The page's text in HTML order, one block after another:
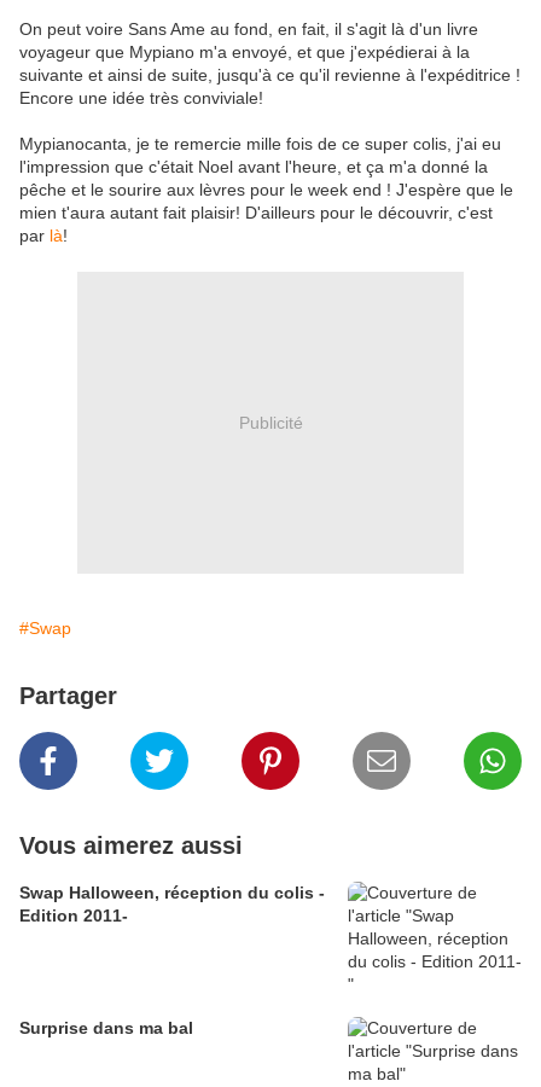
On peut voire Sans Ame au fond, en fait, il s'agit là d'un livre
voyageur que Mypiano m'a envoyé, et que j'expédierai à la
suivante et ainsi de suite, jusqu'à ce qu'il revienne à l'expéditrice !
Encore une idée très conviviale!
Mypianocanta, je te remercie mille fois de ce super colis, j'ai eu
l'impression que c'était Noel avant l'heure, et ça m'a donné la
pêche et le sourire aux lèvres pour le week end ! J'espère que le
mien t'aura autant fait plaisir! D'ailleurs pour le découvrir, c'est
par là!
Publicité
#Swap
Partager
Vous aimerez aussi
Swap Halloween, réception du colis -
Edition 2011-
Surprise dans ma bal